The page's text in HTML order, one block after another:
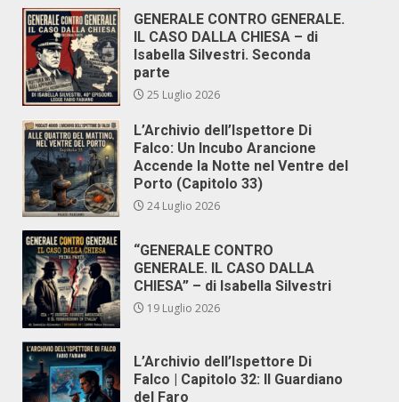
GENERALE CONTRO GENERALE.
IL CASO DALLA CHIESA – di
Isabella Silvestri. Seconda
parte
25 Luglio 2026
L’Archivio dell’Ispettore Di
Falco: Un Incubo Arancione
Accende la Notte nel Ventre del
Porto (Capitolo 33)
24 Luglio 2026
“GENERALE CONTRO
GENERALE. IL CASO DALLA
CHIESA” – di Isabella Silvestri
19 Luglio 2026
L’Archivio dell’Ispettore Di
Falco | Capitolo 32: Il Guardiano
del Faro